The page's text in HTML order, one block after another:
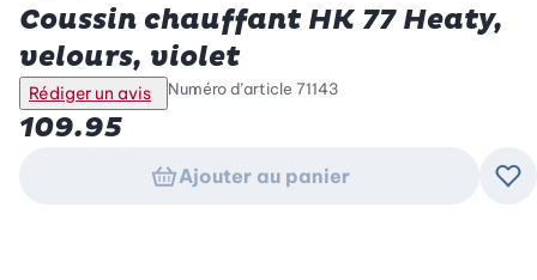
Coussin chauffant HK 77 Heaty,
velours, violet
Rédiger un avis Numéro d’article 71143
109.95
Ajouter au panier